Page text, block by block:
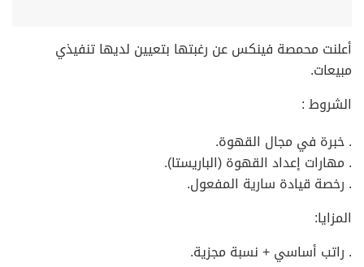
أعلنت محمصة فينكس عن رغبتها بتعيين لديها تنفيذي
مبيعات.
الشروط :
. خبرة في مجال القهوة.
. مهارات إعداد القهوة (الباريستا).
. رخصة قيادة سارية المفعول.
المزايا:
. راتب أساسي + نسبة مجزية.